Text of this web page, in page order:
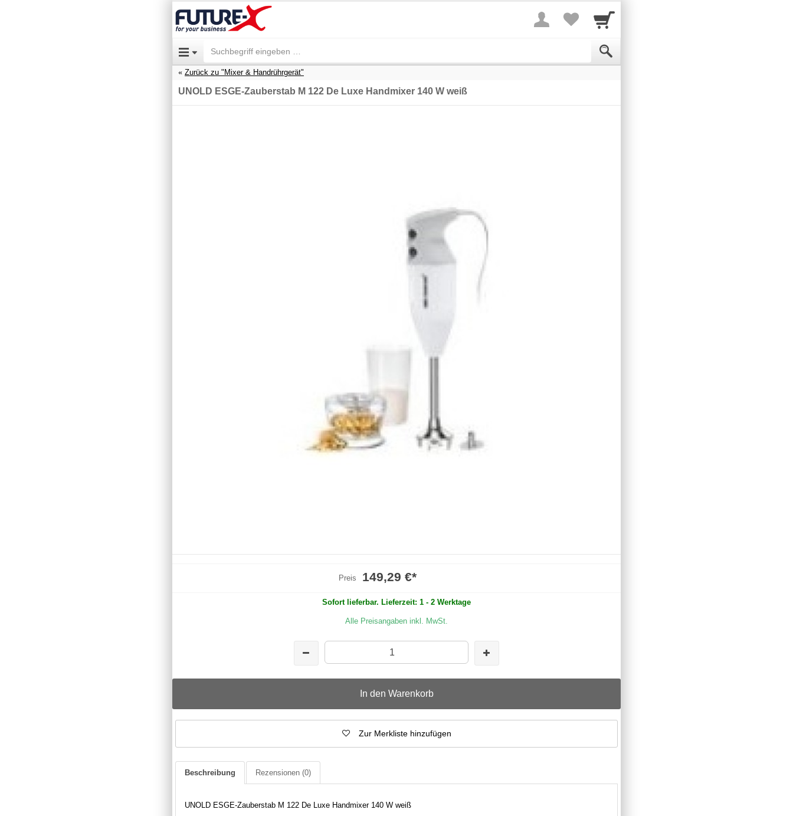
Zurück zu "Mixer & Handrührgerät"
UNOLD ESGE-Zauberstab M 122 De Luxe Handmixer 140 W weiß
Preis 149,29 €*
Sofort lieferbar. Lieferzeit: 1 - 2 Werktage
Alle Preisangaben inkl. MwSt.
In den Warenkorb
Zur Merkliste hinzufügen
Beschreibung Rezensionen (0)
UNOLD ESGE-Zauberstab M 122 De Luxe Handmixer 140 W weiß